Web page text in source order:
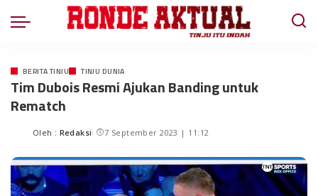
BERITA TINJU TINJU DUNIA
Tim Dubois Resmi Ajukan Banding untuk
Rematch
Oleh : Redaksi 7 September 2023 | 11:12